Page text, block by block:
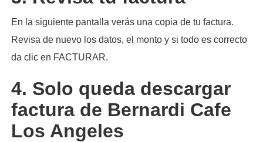
En la siguiente pantalla verás una copia de tu factura.
Revisa de nuevo los datos, el monto y si todo es correcto
da clic en FACTURAR.
4. Solo queda descargar
factura de Bernardi Cafe
Los Angeles